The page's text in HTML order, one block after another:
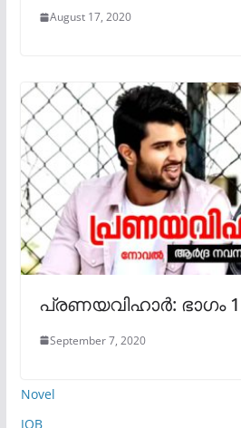
August 17, 2020
പ്രണയവിഹാർ: ഭാഗം
September 7, 2020
Novel
JOB